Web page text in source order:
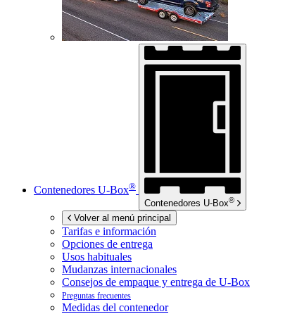
Contenedores U-Box®
Contenedores U-Box®
Volver al menú principal
Tarifas e información
Opciones de entrega
Usos habituales
Mudanzas internacionales
Consejos de empaque y entrega de U-Box
Preguntas frecuentes
Medidas del contenedor